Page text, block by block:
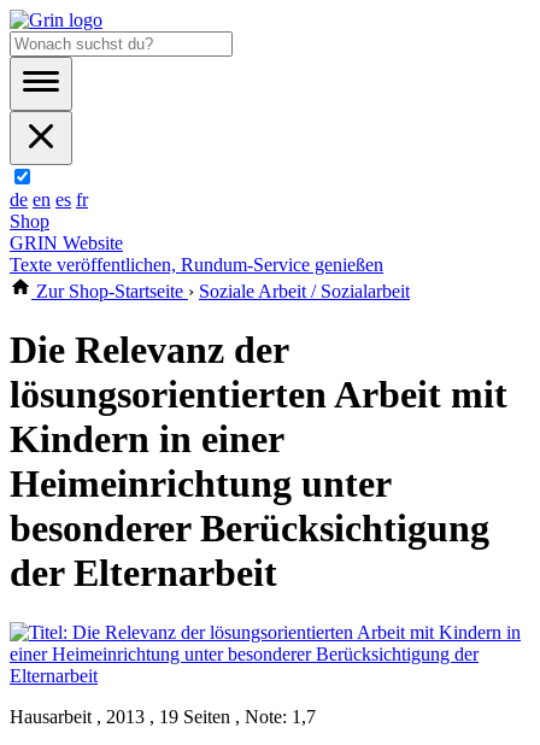
de en es fr
Shop
GRIN Website
Texte veröffentlichen, Rundum-Service genießen
Zur Shop-Startseite › Soziale Arbeit / Sozialarbeit
Die Relevanz der
lösungsorientierten Arbeit mit
Kindern in einer
Heimeinrichtung unter
besonderer Berücksichtigung
der Elternarbeit
Hausarbeit , 2013 , 19 Seiten , Note: 1,7